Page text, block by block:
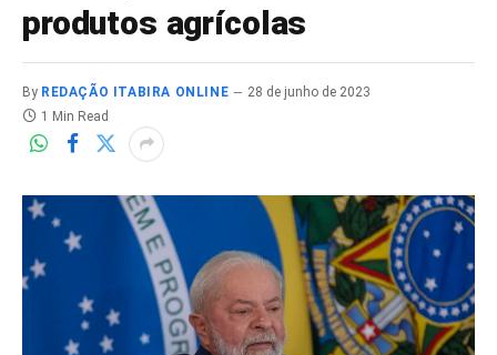
produtos agrícolas
By REDAÇÃO ITABIRA ONLINE
28 de junho de 2023
1 Min Read